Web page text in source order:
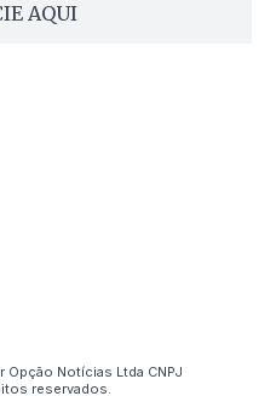
AQUI
Notícias Ltda CNPJ
reservados.